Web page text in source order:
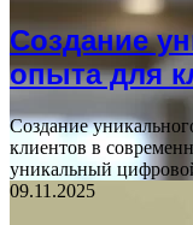
Создание
опыта для
Создание
клиентов в
уникальный
09.11.2025